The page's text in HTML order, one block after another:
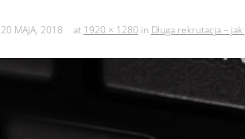
20 MAJA, 2018 at 1920 × 1280 in Długa rekrutacja –